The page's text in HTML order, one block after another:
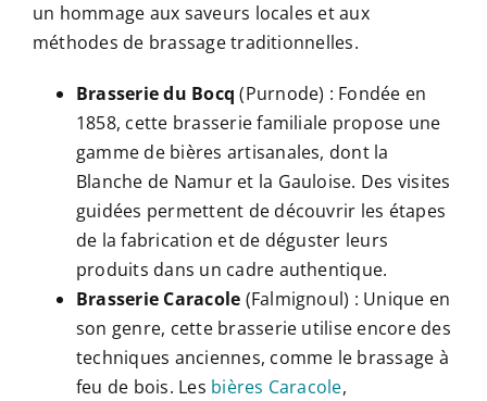
un hommage aux saveurs locales et aux
méthodes de brassage traditionnelles.
Brasserie du Bocq (Purnode) : Fondée en
1858, cette brasserie familiale propose une
gamme de bières artisanales, dont la
Blanche de Namur et la Gauloise. Des visites
guidées permettent de découvrir les étapes
de la fabrication et de déguster leurs
produits dans un cadre authentique.
Brasserie Caracole (Falmignoul) : Unique en
son genre, cette brasserie utilise encore des
techniques anciennes, comme le brassage à
feu de bois. Les bières Caracole,